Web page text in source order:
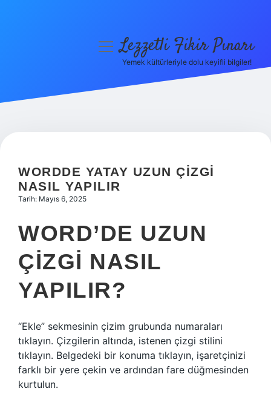
Hakkımızda
menüyüLezzetli Fikir Pınarı
Yemek kültürleriyle dolu keyifli bilgiler!
WORDDE YATAY UZUN ÇIZGI
NASIL YAPILIR
Tarih: Mayıs 6, 2025
WORD’DE UZUN
ÇIZGI NASIL
YAPILIR?
“Ekle” sekmesinin çizim grubunda numaraları
tıklayın. Çizgilerin altında, istenen çizgi stilini
tıklayın. Belgedeki bir konuma tıklayın, işaretçinizi
farklı bir yere çekin ve ardından fare düğmesinden
kurtulun.